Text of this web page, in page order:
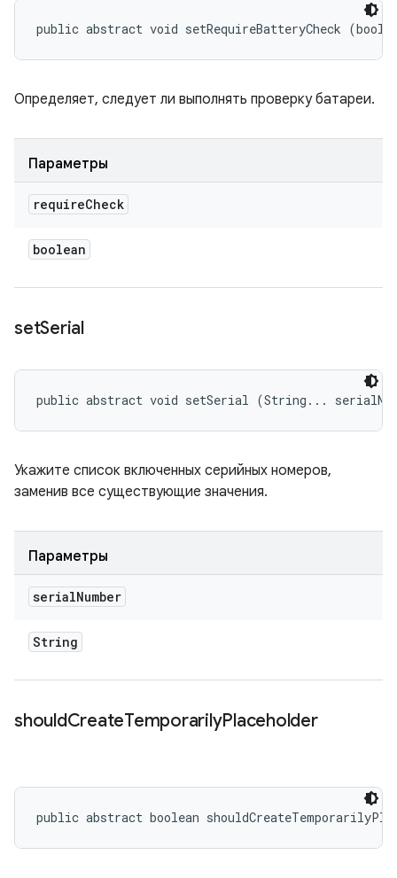
public abstract void setRequireBatteryCheck
Определяет, следует ли выполнять проверку батареи.
Параметры
requireCheck
boolean
setSerial
public abstract void setSerial (String...
Укажите список включенных серийных номеров,
заменив все существующие значения.
Параметры
serialNumber
String
shouldCreateTemporarilyPlaceholder
public abstract boolean